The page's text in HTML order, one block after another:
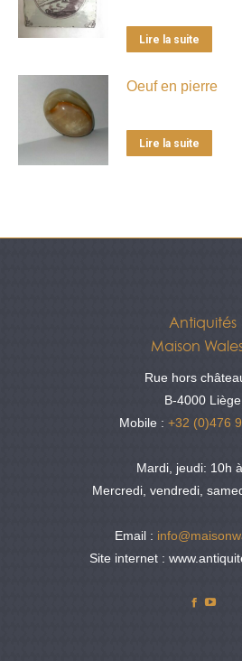
Lire la suite
Oeuf en pierre
Lire la suite
Antiquités
Maison
Rue hors
B-4000 Liège
Mobile : +32 (0)476
Mardi, jeudi: 10h
Mercredi, vendredi,
Email :
Site internet :